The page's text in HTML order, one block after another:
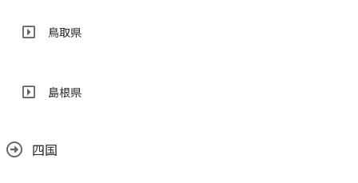
鳥取県
島根県
四国